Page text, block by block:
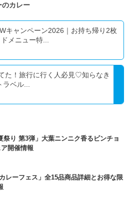
のカレー
キャンペーン2026｜お持ち帰り2枚
メニュー特...
た！旅行に行く人必見♡知らなき
ベル...
祭り 第3弾」大葉ニンニク香るビンチョ
開催情報
レーフェス」全15品商品詳細とお得な限